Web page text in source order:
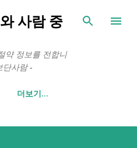
츠로 건너뛰기
사람 중
약 정보를 전합니
단사람 -
더보기…